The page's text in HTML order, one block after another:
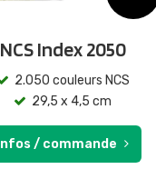
NCS Index 2050
2.050 couleurs NCS
29,5 x 4,5 cm
Infos / commande